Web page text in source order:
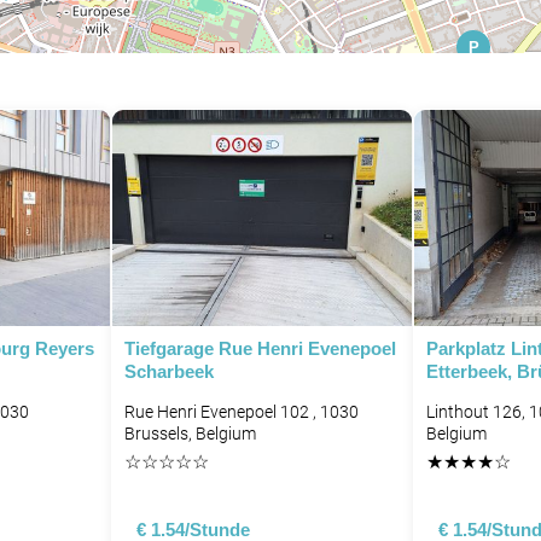
P
P
P
P
Reyers
Tiefgarage Rue Henri Evenepoel
Scharbeek
Rue Henri Evenepoel 102 , 1030
Brussels, Belgium
☆☆☆☆☆
€ 1.54/Stunde
Parkplatz
Etterbeek,
Linthout 126,
Belgium
★★★★☆
€ 1.54/